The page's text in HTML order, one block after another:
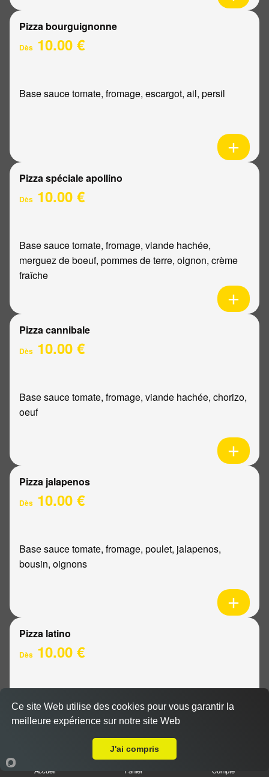
Pizza bourguignonne
Dès 10.00 €
Base sauce tomate, fromage, escargot, ail, persil
Pizza spéciale apollino
Dès 10.00 €
Base sauce tomate, fromage, viande hachée,
merguez de boeuf, pommes de terre, oignon, crème
fraîche
Pizza cannibale
Dès 10.00 €
Base sauce tomate, fromage, viande hachée, chorizo,
oeuf
Pizza jalapenos
Dès 10.00 €
Base sauce tomate, fromage, poulet, jalapenos,
bousin, oignons
Pizza latino
Dès 10.00 €
Base sauce tomate, fromage, viande hachée, oignons,
sauce barbecue
Accueil Panier Compte
Ce site Web utilise des cookies pour vous garantir la
meilleure expérience sur notre site Web
J'ai compris